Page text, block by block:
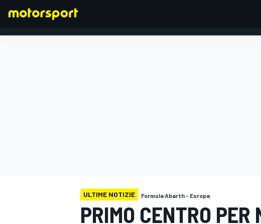
ULTIME NOTIZIE Formula Abarth - Europa
PRIMO CENTRO